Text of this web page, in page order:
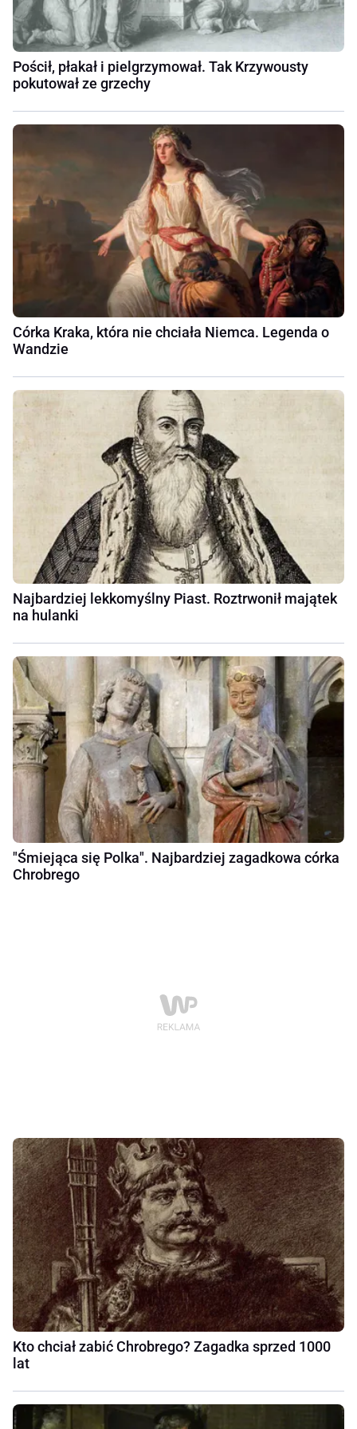
Pościł, płakał i pielgrzymował. Tak Krzywousty
pokutował ze grzechy
Córka Kraka, która nie chciała Niemca. Legenda o
Wandzie
Najbardziej lekkomyślny Piast. Roztrwonił majątek
na hulanki
"Śmiejąca się Polka". Najbardziej zagadkowa córka
Chrobrego
Kto chciał zabić Chrobrego? Zagadka sprzed 1000
lat